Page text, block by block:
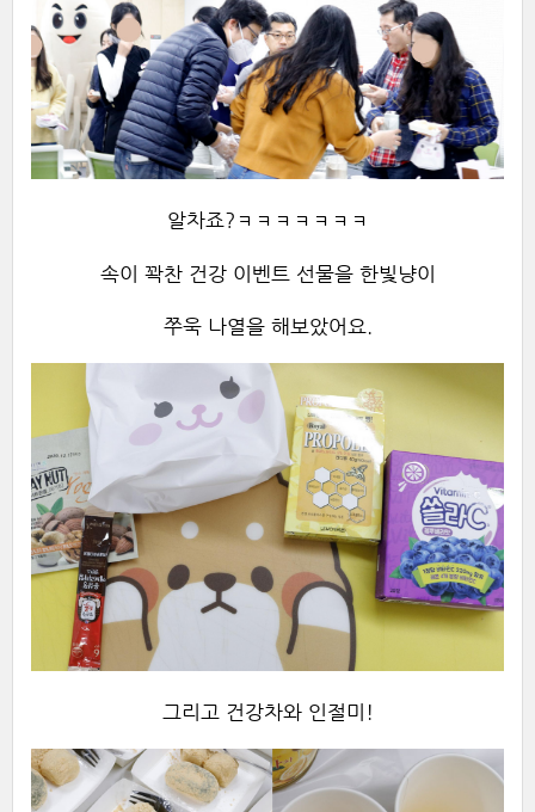
알차죠?ㅋㅋㅋㅋㅋㅋㅋ
속이 꽉찬 건강 이벤트 선물을 한빛냥이
쭈욱 나열을 해보았어요.
그리고 건강차와 인절미!